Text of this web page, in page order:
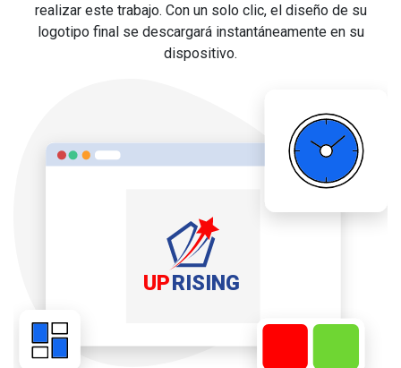
realizar este trabajo. Con un solo clic, el diseño de su
logotipo final se descargará instantáneamente en su
dispositivo.